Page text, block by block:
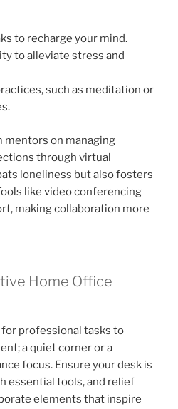
to recharge your mind.
to alleviate stress and
such as meditation or
mentors on managing
through virtual
loneliness but also fosters
like video conferencing
making collaboration more
Home Office
professional tasks to
a quiet corner or a
focus. Ensure your desk is
essential tools, and relief
elements that inspire